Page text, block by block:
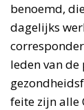
benoemd,
dagelijks
leden van de
feite zijn alle